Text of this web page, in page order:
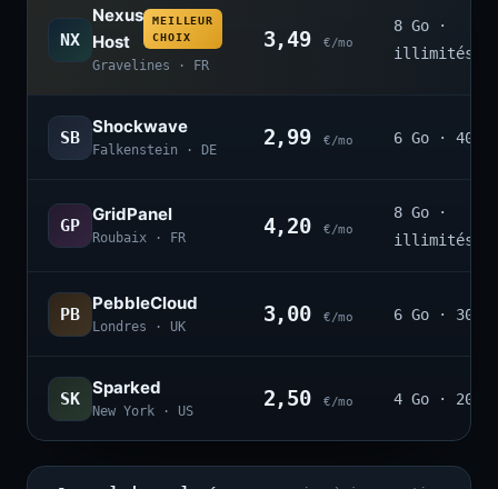
NX
Nexus
Host
MEILLEUR
CHOIX
Gravelines · FR
3,49 €/mo
8 Go ·
illimités
SB
Shockwave
Falkenstein · DE
2,99 €/mo 6 Go · 40
GP
GridPanel
Roubaix · FR 4,20 €/mo
8 Go ·
illimités
PB
PebbleCloud
Londres · UK
3,00 €/mo 6 Go · 30
SK
Sparked
New York · US
2,50 €/mo 4 Go · 20